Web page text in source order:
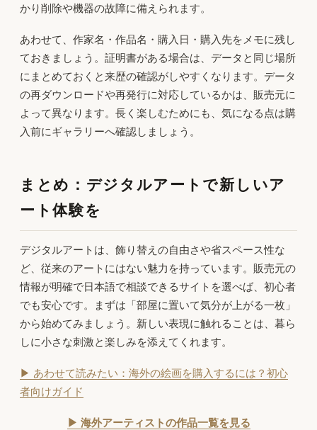
かり削除や機器の故障に備えられます。
あわせて、作家名・作品名・購入日・購入先をメモに残し
ておきましょう。証明書がある場合は、データと同じ場所
にまとめておくと来歴の確認がしやすくなります。データ
の再ダウンロードや再発行に対応しているかは、販売元に
よって異なります。長く楽しむためにも、気になる点は購
入前にギャラリーへ確認しましょう。
まとめ：デジタルアートで新しいア
ート体験を
デジタルアートは、飾り替えの自由さや省スペース性な
ど、従来のアートにはない魅力を持っています。販売元の
情報が明確で日本語で相談できるサイトを選べば、初心者
でも安心です。まずは「部屋に置いて気分が上がる一枚」
から始めてみましょう。新しい表現に触れることは、暮ら
しに小さな刺激と楽しみを添えてくれます。
▶ あわせて読みたい：海外の絵画を購入するには？初心
者向けガイド
▶ 海外アーティストの作品一覧を見る